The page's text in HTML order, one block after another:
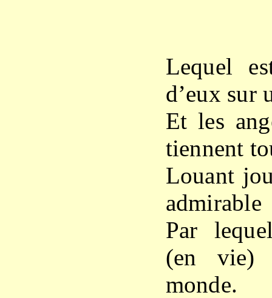
Lequel
d’eux sur
Et les
tiennent
Louant
admirable
Par
(en vie)
monde.